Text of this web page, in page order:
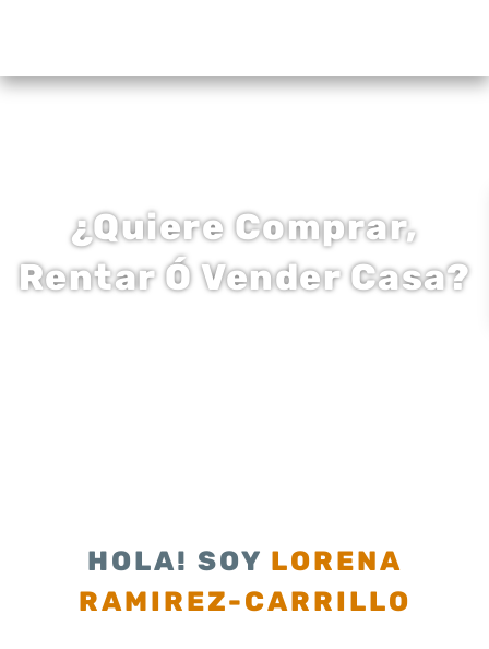
¿Quiere Comprar,
Rentar Ó Vender Casa?
HOLA! SOY LORENA
RAMIREZ-CARRILLO